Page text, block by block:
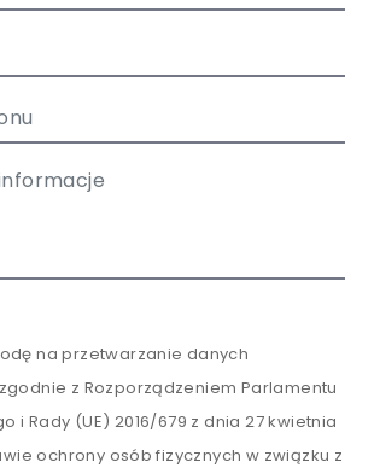
na przetwarzanie danych
z Rozporządzeniem Parlamentu
i Rady (UE) 2016/679 z dnia 27 kwietnia
ochrony osób fizycznych w związku z